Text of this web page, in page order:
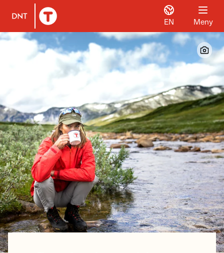
Til DNT.no forside
EN Meny